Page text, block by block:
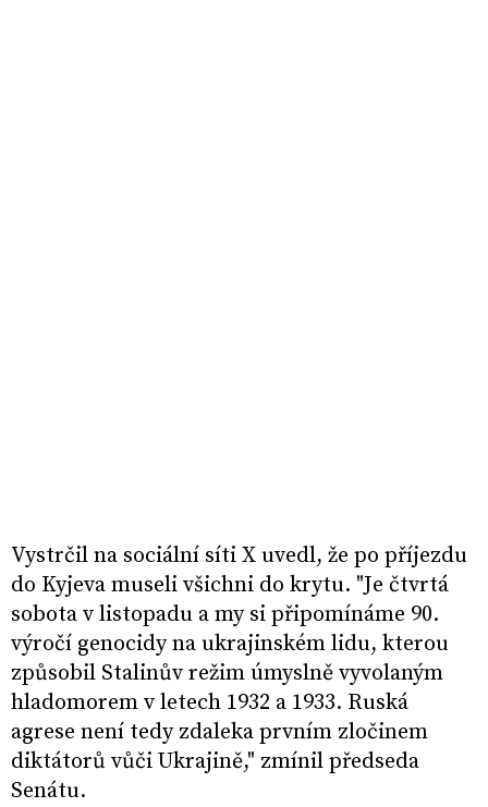
Vystrčil na sociální síti X uvedl, že po příjezdu
do Kyjeva museli všichni do krytu. "Je čtvrtá
sobota v listopadu a my si připomínáme 90.
výročí genocidy na ukrajinském lidu, kterou
způsobil Stalinův režim úmyslně vyvolaným
hladomorem v letech 1932 a 1933. Ruská
agrese není tedy zdaleka prvním zločinem
diktátorů vůči Ukrajině," zmínil předseda
Senátu.